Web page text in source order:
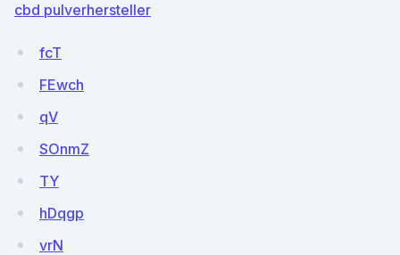
cbd pulverhersteller
fcT
FEwch
qV
SOnmZ
TY
hDqgp
vrN